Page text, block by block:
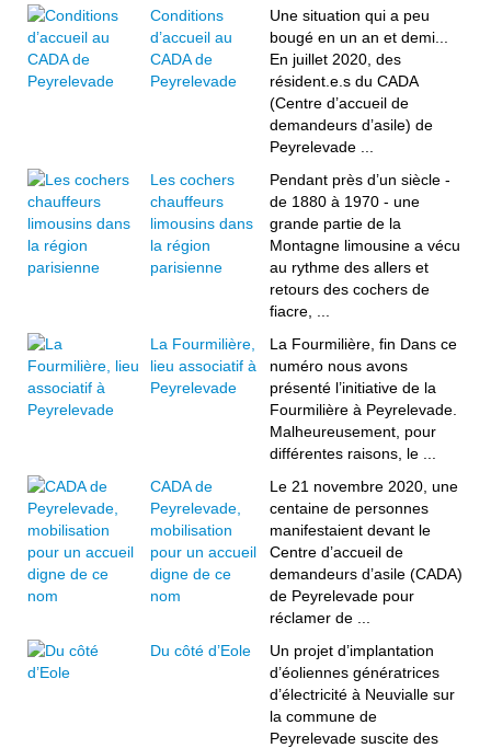
Conditions
d’accueil au
CADA de
Peyrelevade
Une situation qui a peu
bougé en un an et demi...
En juillet 2020, des
résident.e.s du CADA
(Centre d’accueil de
demandeurs d’asile) de
Peyrelevade ...
Les cochers
chauffeurs
limousins dans
la région
parisienne
Pendant près d’un siècle -
de 1880 à 1970 - une
grande partie de la
Montagne limousine a vécu
au rythme des allers et
retours des cochers de
fiacre, ...
La Fourmilière,
lieu associatif à
Peyrelevade
La Fourmilière, fin Dans ce
numéro nous avons
présenté l’initiative de la
Fourmilière à Peyrelevade.
Malheureusement, pour
différentes raisons, le ...
CADA de
Peyrelevade,
mobilisation
pour un accueil
digne de ce
nom
Le 21 novembre 2020, une
centaine de personnes
manifestaient devant le
Centre d’accueil de
demandeurs d’asile (CADA)
de Peyrelevade pour
réclamer de ...
Du côté d’Eole
Un projet d’implantation
d’éoliennes génératrices
d’électricité à Neuvialle sur
la commune de
Peyrelevade suscite des